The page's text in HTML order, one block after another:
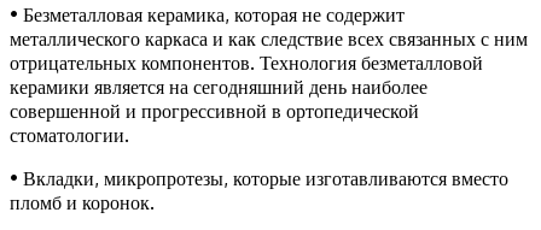
• Безметалловая керамика, которая не содержит
металлического каркаса и как следствие всех связанных с ним
отрицательных компонентов. Технология безметалловой
керамики является на сегодняшний день наиболее
совершенной и прогрессивной в ортопедической
стоматологии.
• Вкладки, микропротезы, которые изготавливаются вместо
пломб и коронок.